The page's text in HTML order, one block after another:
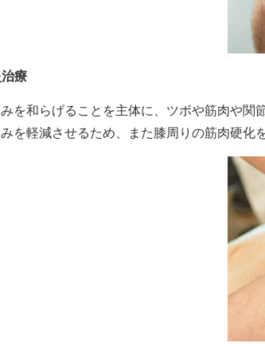
療
を和らげることを主体に、ツボや筋肉や関
を軽減させるため、また膝周りの筋肉硬化